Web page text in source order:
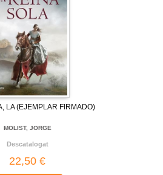
LA (EJEMPLAR FIRMADO)
MOLIST, JORGE
Descatalogat
22,50 €